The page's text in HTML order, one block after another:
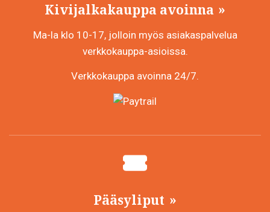
Kivijalkakauppa avoinna
Ma-la klo 10-17, jolloin myös asiakaspalvelua
verkkokauppa-asioissa.
Verkkokauppa avoinna 24/7.
Pääsyliput